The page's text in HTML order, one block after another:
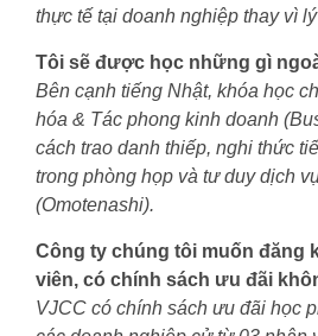
thực tế tại doanh nghiệp thay vì
Tôi sẽ được học những gì
Bên cạnh tiếng Nhật, khóa học
hóa & Tác phong kinh doanh
cách trao danh thiếp, nghi thức
trong phòng họp và tư duy dịch
(Omotenashi).
Công ty chúng tôi muốn đăng
viên, có chính sách ưu đãi
VJCC có chính sách ưu đãi học